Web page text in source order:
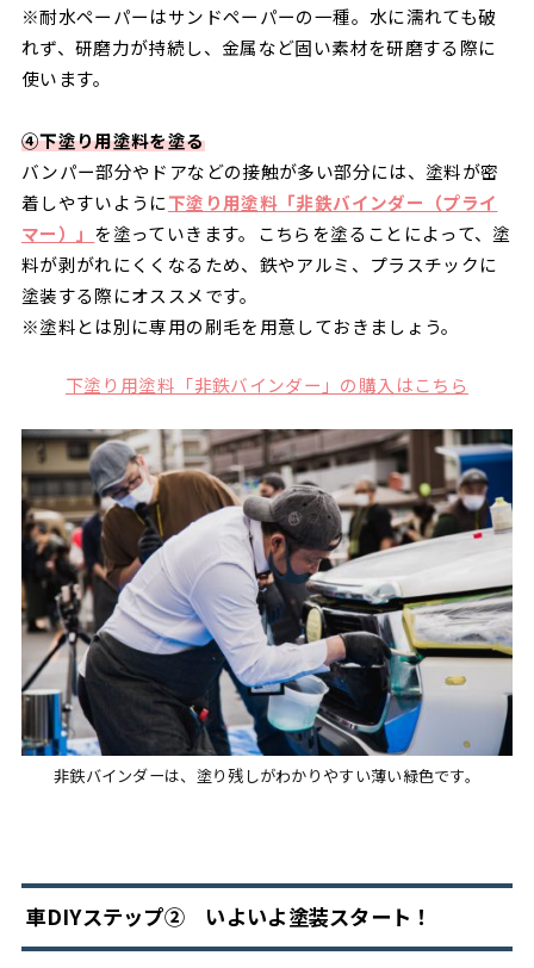
※耐水ペーパーはサンドペーパーの一種。水に濡れても破
れず、研磨力が持続し、金属など固い素材を研磨する際に
使います。
➃下塗り用塗料を塗る
バンパー部分やドアなどの接触が多い部分には、塗料が密
着しやすいように下塗り用塗料「非鉄バインダー（プライ
マー）」 を塗っていきます。こちらを塗ることによって、塗
料が剥がれにくくなるため、鉄やアルミ、プラスチックに
塗装する際にオススメです。
※塗料とは別に専用の刷毛を用意しておきましょう。
下塗り用塗料「非鉄バインダー」の購入はこちら
非鉄バインダーは、塗り残しがわかりやすい薄い緑色です。
車DIYステップ➁ いよいよ塗装スタート！